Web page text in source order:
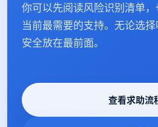
你可以先阅读风险识别清单
当前最需要的支持。无论选
安全放在最前面。
查看求助流